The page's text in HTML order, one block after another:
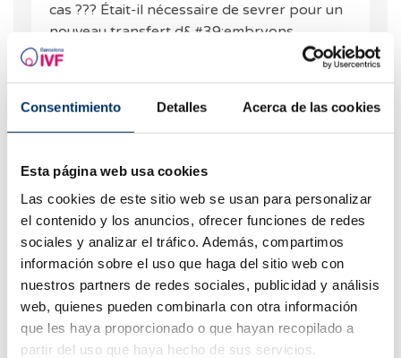
Consentimiento Detalles Acerca de las cookies
Esta página web usa cookies
Las cookies de este sitio web se usan para personalizar
el contenido y los anuncios, ofrecer funciones de redes
sociales y analizar el tráfico. Además, compartimos
información sobre el uso que haga del sitio web con
nuestros partners de redes sociales, publicidad y análisis
web, quienes pueden combinarla con otra información
que les haya proporcionado o que hayan recopilado a
partir del uso que haya hecho de sus servicios.
cas ??? Était-il nécessaire de sevrer pour un
nouveau transfert d&#39;embryons
congelés ? J&#39;apprécierais votre
écrire un commentaire
Nous recevons beaucoup de courriers et nous ne pouvons
pas répondre à tous les commentaires. Nous tenterons de
vous répondre au plus tôt. En attendant, nous vous
conseillons de consulter nosFAQau cas où celles-ci
pourraient vous aider.